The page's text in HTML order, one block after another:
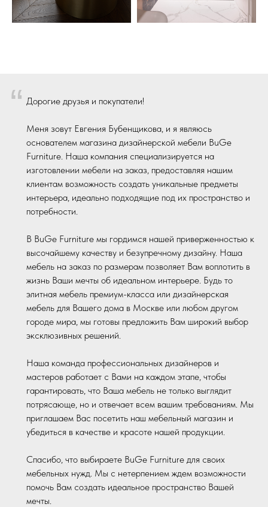
“ Дорогие друзья и покупатели!
Меня зовут Евгения Бубенщикова, и я являюсь
основателем магазина дизайнерской мебели BuGe
Furniture. Наша компания специализируется на
изготовлении мебели на заказ, предоставляя нашим
клиентам возможность создать уникальные предметы
интерьера, идеально подходящие под их пространство и
потребности.
В BuGe Furniture мы гордимся нашей приверженностью к
высочайшему качеству и безупречному дизайну. Наша
мебель на заказ по размерам позволяет Вам воплотить в
жизнь Ваши мечты об идеальном интерьере. Будь то
элитная мебель премиум-класса или дизайнерская
мебель для Вашего дома в Москве или любом другом
городе мира, мы готовы предложить Вам широкий выбор
эксклюзивных решений.
Наша команда профессиональных дизайнеров и
мастеров работает с Вами на каждом этапе, чтобы
гарантировать, что Ваша мебель не только выглядит
потрясающе, но и отвечает всем вашим требованиям. Мы
приглашаем Вас посетить наш мебельный магазин и
убедиться в качестве и красоте нашей продукции.
Спасибо, что выбираете BuGe Furniture для своих
мебельных нужд. Мы с нетерпением ждем возможности
помочь Вам создать идеальное пространство Вашей
мечты.